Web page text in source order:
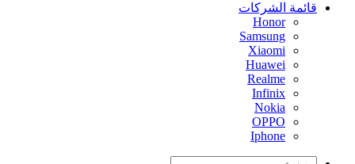
قائمة الشركات
Honor
Samsung
Xiaomi
Huawei
Realme
Infinix
Nokia
OPPO
Iphone